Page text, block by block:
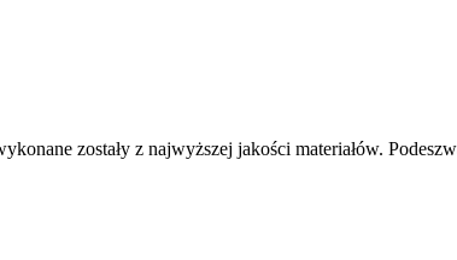
zostały z najwyższej jakości materiałów.